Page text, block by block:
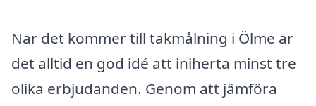
När det kommer till takmålning i Ölme är
det alltid en god idé att iniherta minst tre
olika erbjudanden. Genom att jämföra